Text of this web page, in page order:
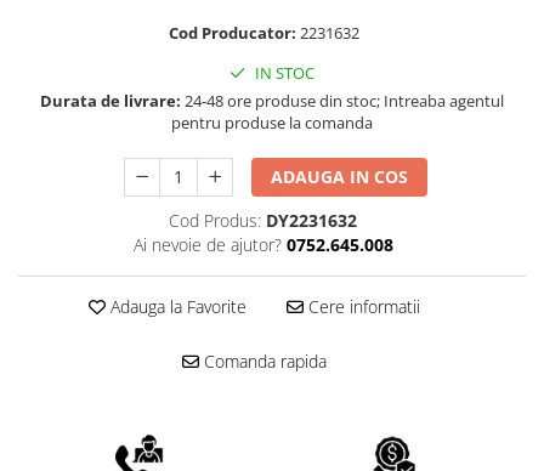
Cuie Rapid
Ciocane de capsat pentru fixat
folie anticondens
Surubelnite testare tensiune
Surubelnite VDE KNIPEX
Surubelnite Electricieni
Surubelnite VDE Wera
Biti Surubelnita
Cod Producator: 2231632
IN STOC
Durata de livrare: 24-48 ore produse din stoc; Intreaba agentul
pentru produse la comanda
ADAUGA IN COS
Cod Produs: DY2231632
Ai nevoie de ajutor? 0752.645.008
Adauga la Favorite Cere informatii
Comanda rapida